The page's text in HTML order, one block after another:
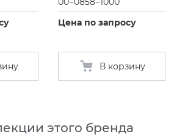
Цена по запросу
В корзину
этого бренда